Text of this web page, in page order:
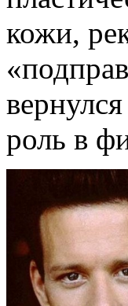
кожи,
роль в